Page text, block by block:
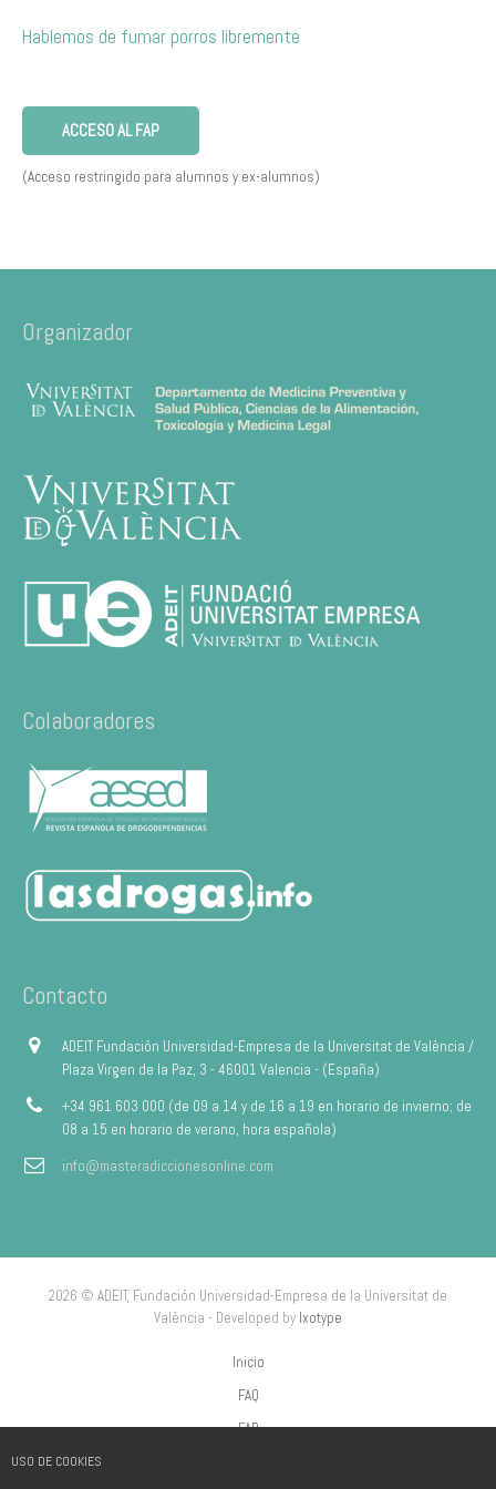
USO DE COOKIES
Hablemos de fumar porros libremente
ACCESO AL FAP
(Acceso restringido para alumnos y ex-alumnos)
Organizador
Colaboradores
Contacto
ADEIT Fundación Universidad-Empresa de la Universitat de València /
Plaza Virgen de la Paz, 3 - 46001 Valencia - (España)
+34 961 603 000 (de 09 a 14 y de 16 a 19 en horario de invierno; de
08 a 15 en horario de verano, hora española)
info@masteradiccionesonline.com
2026 © ADEIT, Fundación Universidad-Empresa de la Universitat de
València - Developed by Ixotype
Inicio
FAQ
FAP